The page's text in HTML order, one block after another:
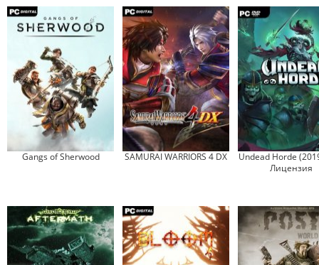
Gangs of Sherwood SAMURAI WARRIORS 4 DX
Undead Horde
Лицензия